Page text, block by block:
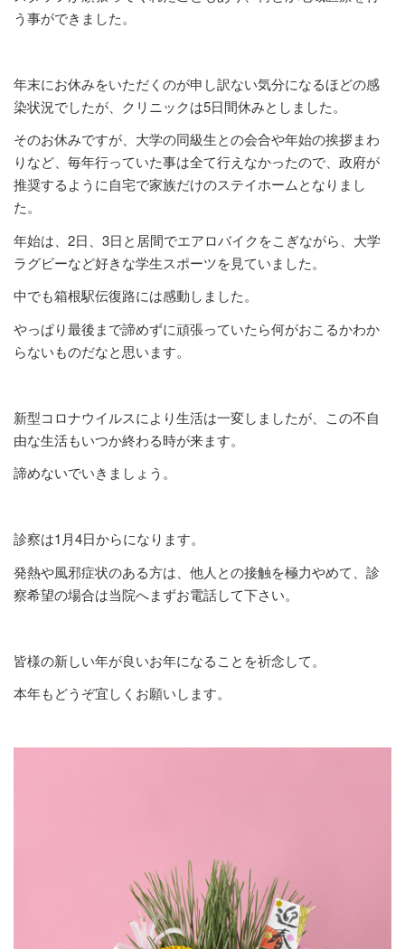
う事ができました。
年末にお休みをいただくのが申し訳ない気分になるほどの感
染状況でしたが、クリニックは5日間休みとしました。
そのお休みですが、大学の同級生との会合や年始の挨拶まわ
りなど、毎年行っていた事は全て行えなかったので、政府が
推奨するように自宅で家族だけのステイホームとなりまし
た。
年始は、2日、3日と居間でエアロバイクをこぎながら、大学
ラグビーなど好きな学生スポーツを見ていました。
中でも箱根駅伝復路には感動しました。
やっぱり最後まで諦めずに頑張っていたら何がおこるかわか
らないものだなと思います。
新型コロナウイルスにより生活は一変しましたが、この不自
由な生活もいつか終わる時が来ます。
諦めないでいきましょう。
診察は1月4日からになります。
発熱や風邪症状のある方は、他人との接触を極力やめて、診
察希望の場合は当院へまずお電話して下さい。
皆様の新しい年が良いお年になることを祈念して。
本年もどうぞ宜しくお願いします。